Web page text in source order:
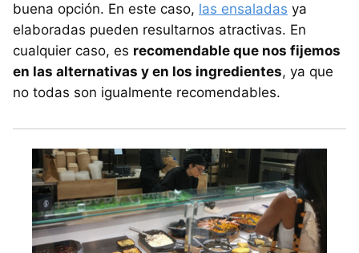
buena opción. En este caso, las ensaladas ya
elaboradas pueden resultarnos atractivas. En
cualquier caso, es recomendable que nos fijemos
en las alternativas y en los ingredientes, ya que
no todas son igualmente recomendables.